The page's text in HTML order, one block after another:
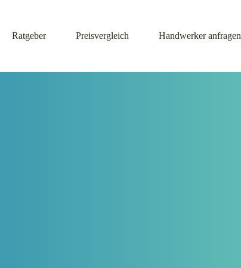
Ratgeber
Preisvergleich Handwerker anfragen